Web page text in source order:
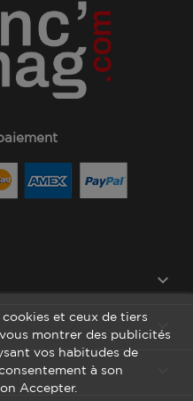
keyboard_arrow_down

et ceux de tiers
montrer des publicités
vos habitudes de
à son
Accepter.